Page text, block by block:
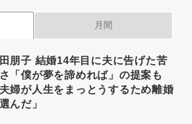
月間
朋子 結婚14年目に夫に告げた苦
「僕が夢を諦めれば」の提案も
夫婦が人生をまっとうするため離婚
んだ」